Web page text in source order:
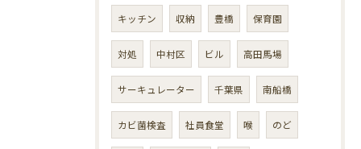
キッチン 収納 豊橋 保育園
対処 中村区 ビル 高田馬場
サーキュレーター 千葉県 南船橋
カビ菌検査 社員食堂 喉 のど